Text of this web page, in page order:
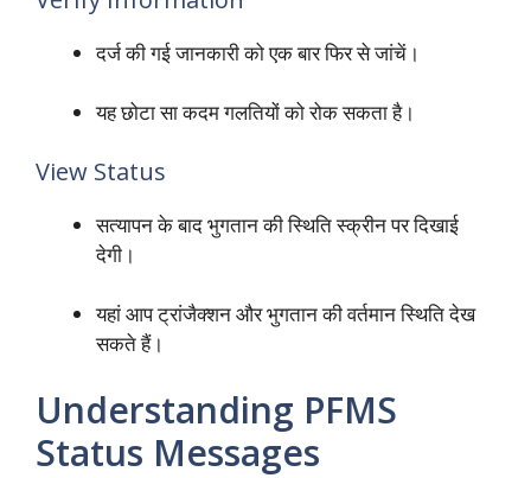
दर्ज की गई जानकारी को एक बार फिर से जांचें।
यह छोटा सा कदम गलतियों को रोक सकता है।
View Status
सत्यापन के बाद भुगतान की स्थिति स्क्रीन पर दिखाई
देगी।
यहां आप ट्रांजैक्शन और भुगतान की वर्तमान स्थिति देख
सकते हैं।
Understanding PFMS
Status Messages